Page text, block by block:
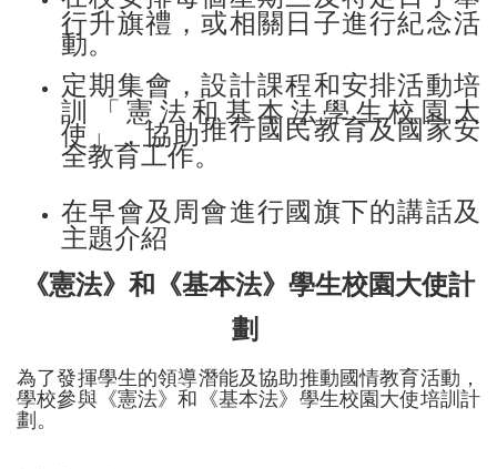
行升旗禮，或相關日子進行紀念活
動。
定期集會，設計課程和安排活動培
訓「憲法和基本法學生校園大
使」，協助推行國民教育及國家安
全教育工作。
在早會及周會進行國旗下的講話及
主題介紹
《憲法》和《基本法》學生校園大使計
劃
為了發揮學生的領導潛能及協助推動國情教育活動，
學校參與《憲法》和《基本法》學生校園大使培訓計
劃。